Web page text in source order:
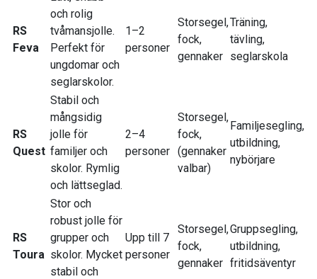
RS
Feva
och rolig
tvåmansjolle.
Perfekt för
ungdomar och
seglarskolor.
1–2
personer
Storsegel,
fock,
gennaker
Träning,
tävling,
seglarskola
RS
Quest
Stabil och
mångsidig
jolle för
familjer och
skolor. Rymlig
och lättseglad.
2–4
personer
Storsegel,
fock,
(gennaker
valbar)
Familjesegling,
utbildning,
nybörjare
RS
Toura
Stor och
robust jolle för
grupper och
skolor. Mycket
stabil och
Upp till 7
personer
Storsegel,
fock,
gennaker
Gruppsegling,
utbildning,
fritidsäventyr